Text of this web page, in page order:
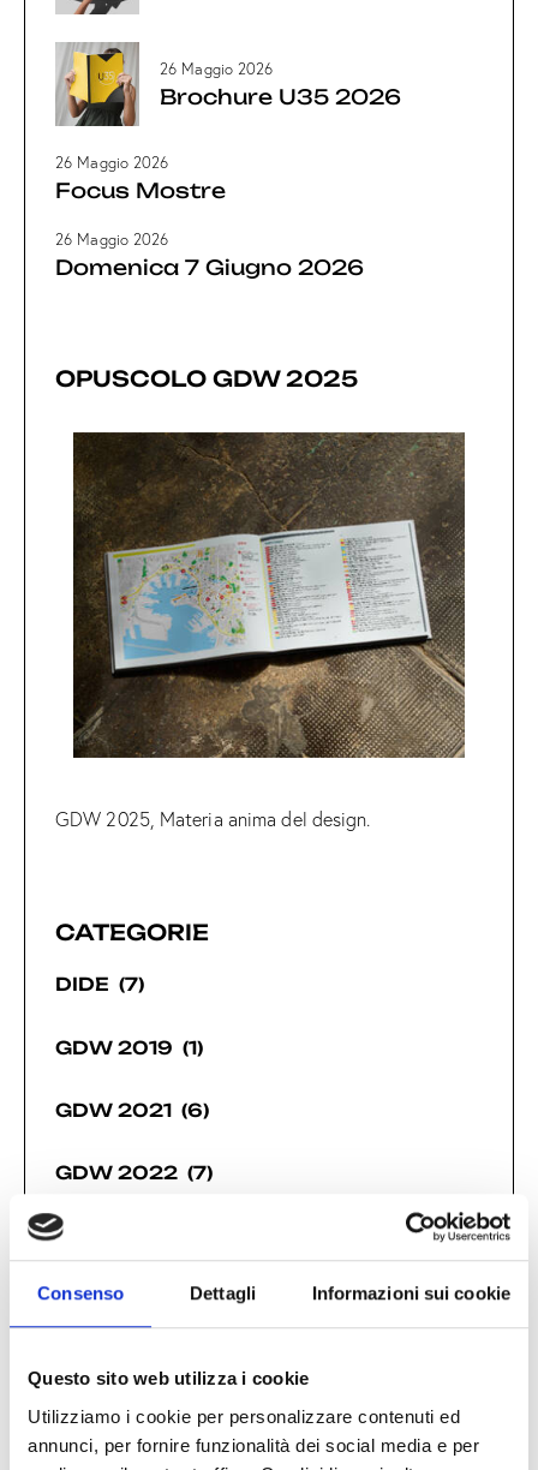
Consenso Dettagli Informazioni sui cookie
Questo sito web utilizza i cookie
Utilizziamo i cookie per personalizzare contenuti ed
annunci, per fornire funzionalità dei social media e per
26 Maggio 2026
Brochure U35 2026
26 Maggio 2026
Focus Mostre
26 Maggio 2026
Domenica 7 Giugno 2026
OPUSCOLO GDW 2025
GDW 2025, Materia anima del design.
CATEGORIE
DIDE (7)
GDW 2019 (1)
GDW 2021 (6)
GDW 2022 (7)
GDW 2023
GDW 2024 (12)
GDW 2026 (11)